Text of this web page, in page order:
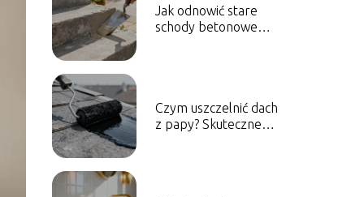
Jak odnowić stare
schody betonowe
Czym uszczelnić dach
z papy? Skuteczne